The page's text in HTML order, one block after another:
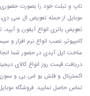
تاپ و تبلت خود را بصورت حضوری
موبایل از جمله تعویض ال سی
تعویض باتری انواع آیفون و آیپد،
کامپیوتر، نصب انواع نرم افزار
ساخت اپل آیدی در حضور شما
دریافت قیمت روز انواع کالای
اکسترنال و فلش یو اس بی و
تماس حاصل نمایید. فروشگاه